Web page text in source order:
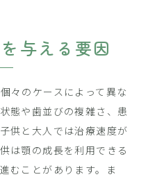
与える要因
々のケースによって異な
態や歯並びの複雑さ、患
供と大人では治療速度が
は顎の成長を利用できる
むことがあります。ま